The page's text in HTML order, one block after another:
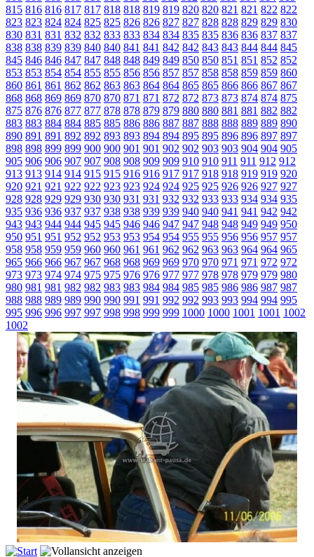
815 816 816 817 817 818 818 819 819 820 820 821 821 822 822
823 823 824 824 825 825 826 826 827 827 828 828 829 829 830
830 831 831 832 832 833 833 834 834 835 835 836 836 837 837
838 838 839 839 840 840 841 841 842 842 843 843 844 844 845
845 846 846 847 847 848 848 849 849 850 850 851 851 852 852
853 853 854 854 855 855 856 856 857 857 858 858 859 859 860
860 861 861 862 862 863 863 864 864 865 865 866 866 867 867
868 868 869 869 870 870 871 871 872 872 873 873 874 874 875
875 876 876 877 877 878 878 879 879 880 880 881 881 882 882
883 883 884 884 885 885 886 886 887 887 888 888 889 889 890
890 891 891 892 892 893 893 894 894 895 895 896 896 897 897
898 898 899 899 900 900 901 901 902 902 903 903 904 904 905
905 906 906 907 907 908 908 909 909 910 910 911 911 912 912
913 913 914 914 915 915 916 916 917 917 918 918 919 919 920
920 921 921 922 922 923 923 924 924 925 925 926 926 927 927
928 928 929 929 930 930 931 931 932 932 933 933 934 934 935
935 936 936 937 937 938 938 939 939 940 940 941 941 942 942
943 943 944 944 945 945 946 946 947 947 948 948 949 949 950
950 951 951 952 952 953 953 954 954 955 955 956 956 957 957
958 958 959 959 960 960 961 961 962 962 963 963 964 964 965
965 966 966 967 967 968 968 969 969 970 970 971 971 972 972
973 973 974 974 975 975 976 976 977 977 978 978 979 979 980
980 981 981 982 982 983 983 984 984 985 985 986 986 987 987
988 988 989 989 990 990 991 991 992 992 993 993 994 994 995
995 996 996 997 997 998 998 999 999 1000 1000 1001 1001 1002
1002